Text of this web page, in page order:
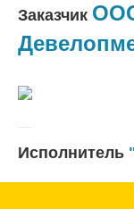
Заказчик
Исполнитель